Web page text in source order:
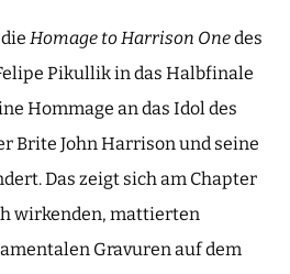
Homage to Harrison Onedes
Pikullik in das Halbfinale
Hommage an das Idol des
Brite John Harrison und seine
Das zeigt sich am Chapter
wirkenden, mattierten
Gravuren auf dem